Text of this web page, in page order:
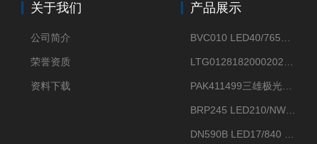
关于我们
公司简介
荣誉资质
资料下载
产品展示